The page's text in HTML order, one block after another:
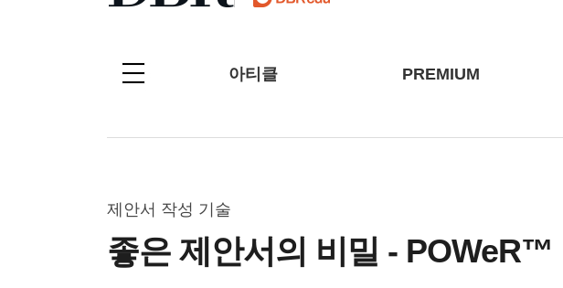
아티클 PREMIUM
제안서 작성 기술
좋은 제안서의 비밀 - POWeR™